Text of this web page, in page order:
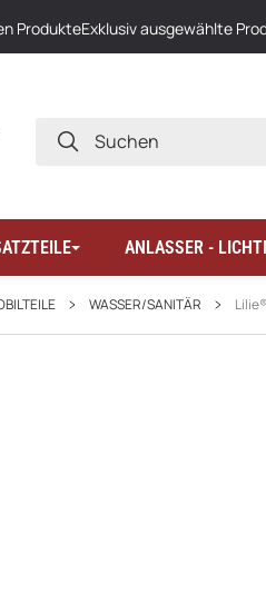
ProdukteExklusiv ausgewählte
SUCHEN
ANLASSER -
WASSER/SANITÄR